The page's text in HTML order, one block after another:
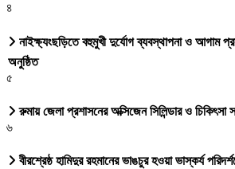
৪
নাইক্ষ্যংছড়িতে বহুমুখী দুর্যোগ ব্যবস্থাপনা ও আগাম
অনুষ্ঠিত
৫
রুমায় জেলা প্রশাসনের অক্সিজেন সিলিন্ডার ও চিকিৎসা
৬
বীরশ্রেষ্ঠ হামিদুর রহমানের ভাঙচুর হওয়া ভাস্কর্য